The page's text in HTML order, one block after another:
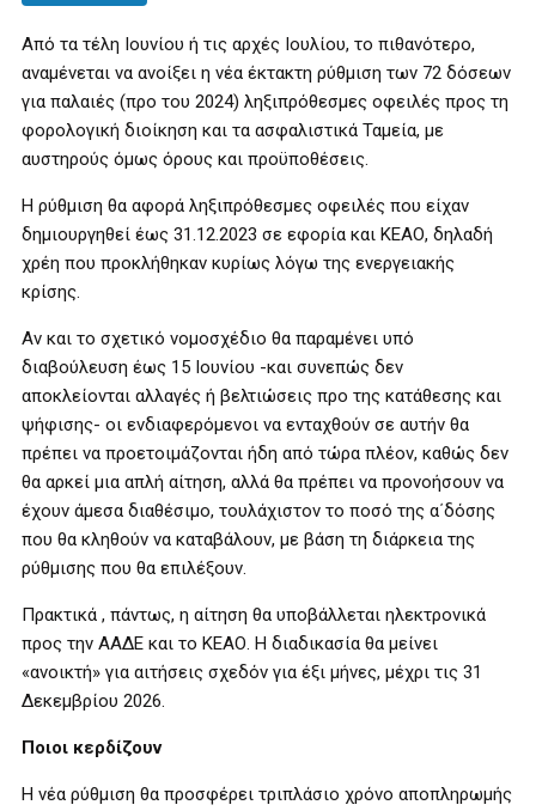
Από τα τέλη Ιουνίου ή τις αρχές Ιουλίου, το πιθανότερο,
αναμένεται να ανοίξει η νέα έκτακτη ρύθμιση των 72 δόσεων
για παλαιές (προ του 2024) ληξιπρόθεσμες οφειλές προς τη
φορολογική διοίκηση και τα ασφαλιστικά Ταμεία, με
αυστηρούς όμως όρους και προϋποθέσεις.
Η ρύθμιση θα αφορά ληξιπρόθεσμες οφειλές που είχαν
δημιουργηθεί έως 31.12.2023 σε εφορία και ΚΕΑΟ, δηλαδή
χρέη που προκλήθηκαν κυρίως λόγω της ενεργειακής
κρίσης.
Αν και το σχετικό νομοσχέδιο θα παραμένει υπό
διαβούλευση έως 15 Ιουνίου -και συνεπώς δεν
αποκλείονται αλλαγές ή βελτιώσεις προ της κατάθεσης και
ψήφισης- οι ενδιαφερόμενοι να ενταχθούν σε αυτήν θα
πρέπει να προετοιμάζονται ήδη από τώρα πλέον, καθώς δεν
θα αρκεί μια απλή αίτηση, αλλά θα πρέπει να προνοήσουν να
έχουν άμεσα διαθέσιμο, τουλάχιστον το ποσό της α΄δόσης
που θα κληθούν να καταβάλουν, με βάση τη διάρκεια της
ρύθμισης που θα επιλέξουν.
Πρακτικά , πάντως, η αίτηση θα υποβάλλεται ηλεκτρονικά
προς την ΑΑΔΕ και το ΚΕΑΟ. Η διαδικασία θα μείνει
«ανοικτή» για αιτήσεις σχεδόν για έξι μήνες, μέχρι τις 31
Δεκεμβρίου 2026.
Ποιοι κερδίζουν
Η νέα ρύθμιση θα προσφέρει τριπλάσιο χρόνο αποπληρωμής